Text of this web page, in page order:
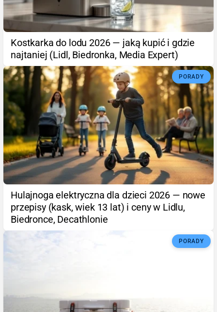
Kostkarka do lodu 2026 — jaką kupić i gdzie
najtaniej (Lidl, Biedronka, Media Expert)
PORADY
Hulajnoga elektryczna dla dzieci 2026 — nowe
przepisy (kask, wiek 13 lat) i ceny w Lidlu,
Biedronce, Decathlonie
PORADY